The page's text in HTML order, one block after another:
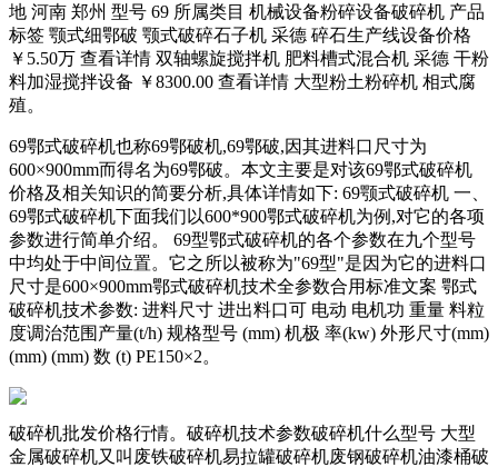
地 河南 郑州 型号 69 所属类目 机械设备粉碎设备破碎机 产品
标签 颚式细鄂破 颚式破碎石子机 采德 碎石生产线设备价格
￥5.50万 查看详情 双轴螺旋搅拌机 肥料槽式混合机 采德 干粉
料加湿搅拌设备 ￥8300.00 查看详情 大型粉土粉碎机 相式腐
殖。
69鄂式破碎机也称69鄂破机,69鄂破,因其进料口尺寸为
600×900mm而得名为69鄂破。本文主要是对该69鄂式破碎机
价格及相关知识的简要分析,具体详情如下: 69颚式破碎机 一、
69鄂式破碎机下面我们以600*900鄂式破碎机为例,对它的各项
参数进行简单介绍。 69型鄂式破碎机的各个参数在九个型号
中均处于中间位置。它之所以被称为"69型"是因为它的进料口
尺寸是600×900mm鄂式破碎机技术全参数合用标准文案 鄂式
破碎机技术参数: 进料尺寸 进出料口可 电动 电机功 重量 料粒
度调治范围产量(t/h) 规格型号 (mm) 机极 率(kw) 外形尺寸(mm)
(mm) (mm) 数 (t) PE150×2。
破碎机批发价格行情。破碎机技术参数破碎机什么型号 大型
金属破碎机又叫废铁破碎机易拉罐破碎机废钢破碎机油漆桶破